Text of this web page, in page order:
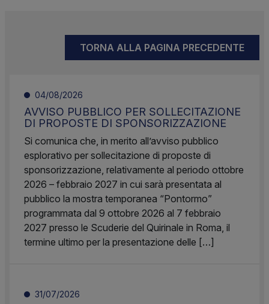
TORNA ALLA PAGINA PRECEDENTE
04/08/2026
AVVISO PUBBLICO PER SOLLECITAZIONE
DI PROPOSTE DI SPONSORIZZAZIONE
Si comunica che, in merito all’avviso pubblico
esplorativo per sollecitazione di proposte di
sponsorizzazione, relativamente al periodo ottobre
2026 – febbraio 2027 in cui sarà presentata al
pubblico la mostra temporanea “Pontormo”
programmata dal 9 ottobre 2026 al 7 febbraio
2027 presso le Scuderie del Quirinale in Roma, il
termine ultimo per la presentazione delle […]
31/07/2026